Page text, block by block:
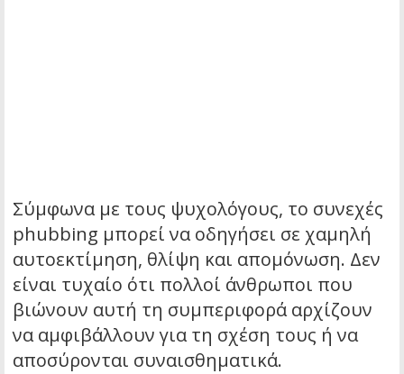
Σύμφωνα με τους ψυχολόγους, το συνεχές
phubbing μπορεί να οδηγήσει σε χαμηλή
αυτοεκτίμηση, θλίψη και απομόνωση. Δεν
είναι τυχαίο ότι πολλοί άνθρωποι που
βιώνουν αυτή τη συμπεριφορά αρχίζουν
να αμφιβάλλουν για τη σχέση τους ή να
αποσύρονται συναισθηματικά.